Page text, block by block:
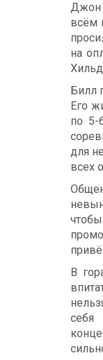
Джон
всём
на
Билл
Его
по 5-
для
всех
В
себя